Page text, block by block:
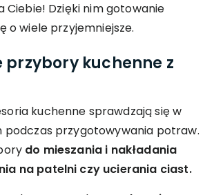
Ciebie! Dzięki nim gotowanie
o wiele przyjemniejsze.
przybory kuchenne z
kuchenne sprawdzają się w
podczas przygotowywania potraw.
do mieszania i nakładania
na patelni czy ucierania ciast.